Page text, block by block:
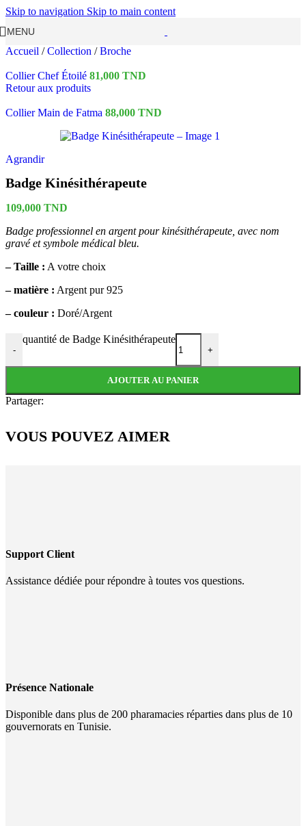
Skip to navigation Skip to main content
MENU
Accueil / Collection / Broche
Collier Chef Étoilé 81,000 TND
Retour aux produits
Collier Main de Fatma 88,000 TND
Agrandir
Badge Kinésithérapeute
109,000 TND
Badge professionnel en argent pour kinésithérapeute, avec nom
gravé et symbole médical bleu.
– Taille : A votre choix
– matière : Argent pur 925
– couleur : Doré/Argent
-
quantité de Badge Kinésithérapeute
+
AJOUTER AU PANIER
Partager:
VOUS POUVEZ AIMER
Support Client
Assistance dédiée pour répondre à toutes vos questions.
Présence Nationale
Disponible dans plus de 200 pharamacies réparties dans plus de 10
gouvernorats en Tunisie.